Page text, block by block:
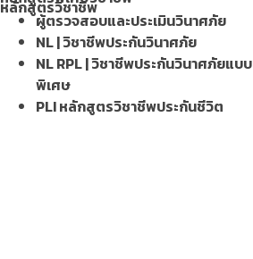
หลักสูตรวิชาชีพ
ผู้ตรวจสอบและประเมินวินาศภัย
NL | วิชาชีพประกันวินาศภัย
NL RPL | วิชาชีพประกันวินาศภัยแบบ
พิเศษ
PLI หลักสูตรวิชาชีพประกันชีวิต